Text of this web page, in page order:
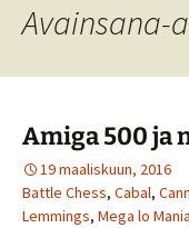
Avainsana-
Amiga 500 ja
19 maaliskuun, 2016
Battle Chess, Cabal,
Lemmings, Mega lo Mania